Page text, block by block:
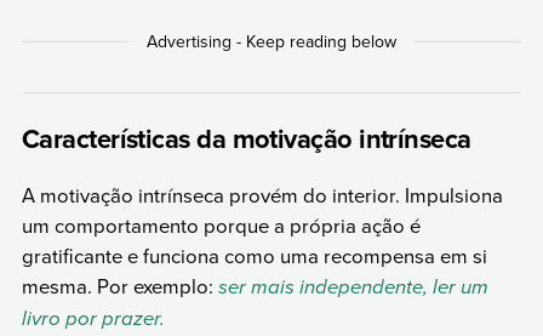
Características da motivação intrínseca
A motivação intrínseca provém do interior. Impulsiona
um comportamento porque a própria ação é
gratificante e funciona como uma recompensa em si
mesma. Por exemplo: ser mais independente, ler um
livro por prazer.